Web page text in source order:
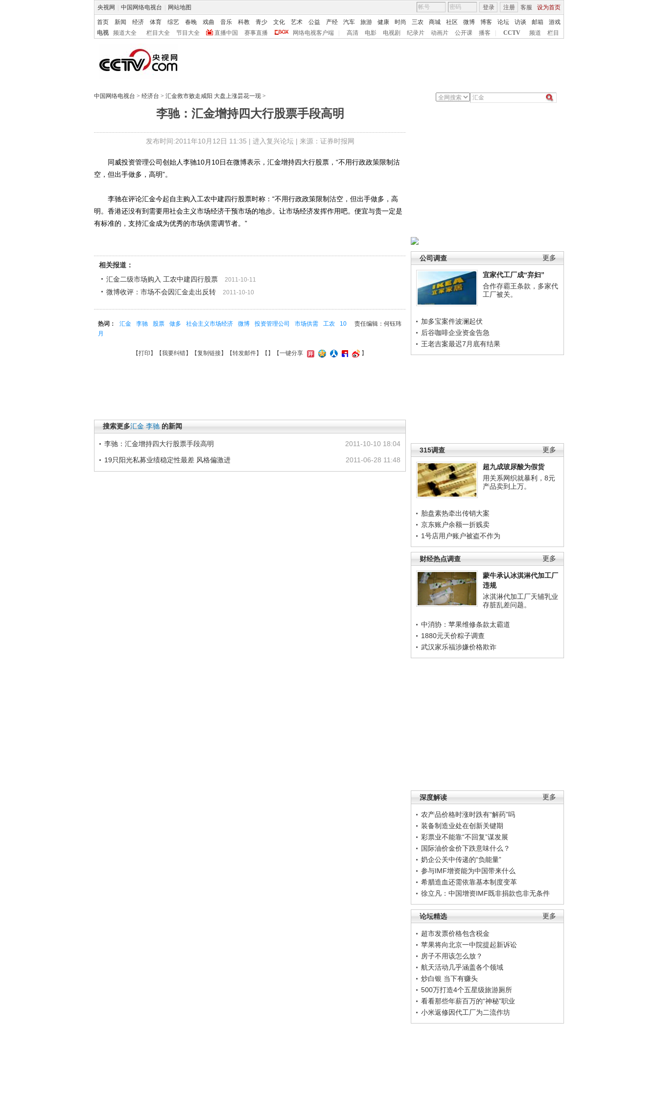
央视网 中国网络电视台 网站地图 客服 设为首页
登录 注册
首页 新闻 经济 体育 综艺 春晚 戏曲 音乐 科教 青少 文化 艺术 公益 产经 汽车 旅游 健康 时尚 三农 商城 社区 微博 博客 论坛 访谈 邮箱
游戏
电视
频道大全 栏目大全 节目大全 直播中国 赛事直播 网络电视客户端 高清 电影 电视剧 纪录片 动画片 公开课 播客 CCTV 频道 栏目
中国网络电视台 > 经济台 > 汇金救市败走咸阳 大盘上涨昙花一现 >
李驰：汇金增持四大行股票手段高明
发布时间:2011年10月12日 11:35 | 进入复兴论坛| 来源：证券时报网
更多
公司调查
宜家代工厂成“弃妇”
合作存霸王条款，多家代
工厂被关。
加多宝案件波澜起伏
后谷咖啡企业资金告急
王老吉案最迟7月底有结果
更多
315调查
超九成玻尿酸为假货
用关系网织就暴利，8元
产品卖到上万。
胎盘素热牵出传销大案
京东账户余额一折贱卖
1号店用户账户被盗不作为
更多
财经热点调查
蒙牛承认冰淇淋代加工厂
违规
冰淇淋代加工厂天辅乳业
存脏乱差问题。
中消协：苹果维修条款太霸道
1880元天价粽子调查
武汉家乐福涉嫌价格欺诈
更多
深度解读
农产品价格时涨时跌有“解药”吗
装备制造业处在创新关键期
彩票业不能靠“不回复”谋发展
国际油价金价下跌意味什么？
奶企公关中传递的“负能量”
参与IMF增资能为中国带来什么
希腊造血还需依靠基本制度变革
徐立凡：中国增资IMF既非捐款也非无条件
更多
论坛精选
超市发票价格包含税金
苹果将向北京一中院提起新诉讼
房子不用该怎么放？
航天活动几乎涵盖各个领域
炒白银 当下有赚头
500万打造4个五星级旅游厕所
看看那些年薪百万的“神秘”职业
小米返修因代工厂为二流作坊
同威投资管理公司创始人李驰10月10日在微博表示，汇金增持四大行股票，“不用行政政策限制沽
空，但出手做多，高明”。
李驰在评论汇金今起自主购入工农中建四行股票时称：“不用行政政策限制沽空，但出手做多，高
明。香港还没有到需要用社会主义市场经济干预市场的地步。让市场经济发挥作用吧。便宜与贵一定是
有标准的，支持汇金成为优秀的市场供需调节者。”
相关报道：
汇金二级市场购入 工农中建四行股票
2011-10-11
微博收评：市场不会因汇金走出反转 2011-10-10
责任编辑：何钰玮
热词： 汇金 李驰 股票 做多 社会主义市场经济 微博 投资管理公司 市场供需 工农
10
月
【打印 】【我要纠错】【复制链接】【转发邮件】【 】 【一键分享 】
搜索更多汇金 李驰 的新闻
2011-10-10 18:04
李驰：汇金增持四大行股票手段高明
2011-06-28 11:48
19只阳光私募业绩稳定性最差 风格偏激进